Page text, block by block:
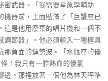
密武器。「我需要星象學輔助
機器前，上面貼滿了「巨蟹座已
這是他用廢棄的唱片機和一個不
調節器」。他必須輸入一種極具
那負面的運勢波。「水瓶座的優
！我只有一腔熱血的傻氣
邊。那裡放著一個他為林天秤準